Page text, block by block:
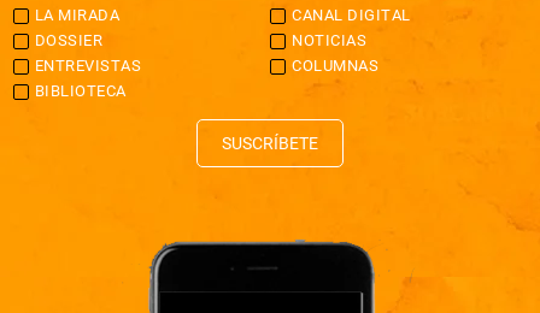
LA MIRADA
CANAL DIGITAL
DOSSIER
NOTICIAS
ENTREVISTAS
COLUMNAS
BIBLIOTECA
SUSCRÍBETE